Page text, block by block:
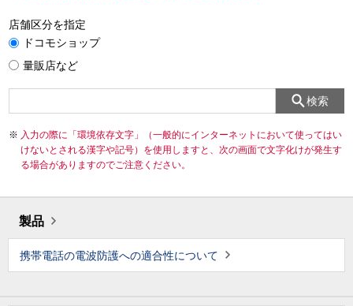
店舗区分を指定
ドコモショップ
量販店など
検索
入力の際に「環境依存文字」（一般的にインターネットにおいて使ってはい
けないとされる漢字や記号）を使用しますと、次の画面で文字化けが発生す
る場合がありますのでご注意ください。
製品
携帯電話の電波防護への適合性について